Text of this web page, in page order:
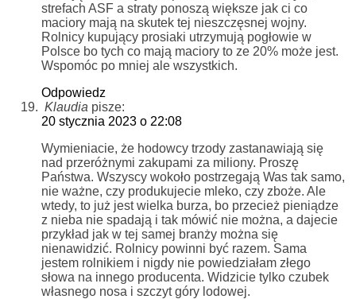
strefach ASF a straty ponoszą większe jak ci co
maciory mają na skutek tej nieszczęsnej wojny.
Rolnicy kupujący prosiaki utrzymują pogłowie w
Polsce bo tych co mają maciory to ze 20% może jest.
Wspomóc po mniej ale wszystkich.
Odpowiedz
Klaudia pisze:
20 stycznia 2023 o 22:08
Wymieniacie, że hodowcy trzody zastanawiają się
nad przeróżnymi zakupami za miliony. Proszę
Państwa. Wszyscy wokoło postrzegają Was tak samo,
nie ważne, czy produkujecie mleko, czy zboże. Ale
wtedy, to już jest wielka burza, bo przecież pieniądze
z nieba nie spadają i tak mówić nie można, a dajecie
przykład jak w tej samej branży można się
nienawidzić. Rolnicy powinni być razem. Sama
jestem rolnikiem i nigdy nie powiedziałam złego
słowa na innego producenta. Widzicie tylko czubek
własnego nosa i szczyt góry lodowej.